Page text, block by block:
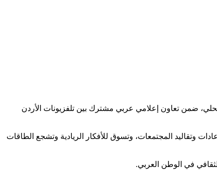
ضمن تعاون إعلامي عربي مشترك بين تلفزيونات الأردن
وتقاليد المجتمعات، وتسوق للأفكار الريادية وتشجع الطاقات
في الوطن العربي.